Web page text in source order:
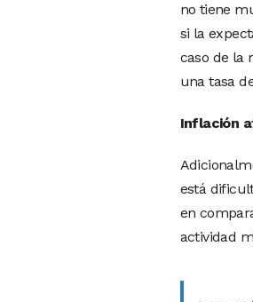
no tiene
si la
caso de la
una tasa
Inflación
está
en
actividad